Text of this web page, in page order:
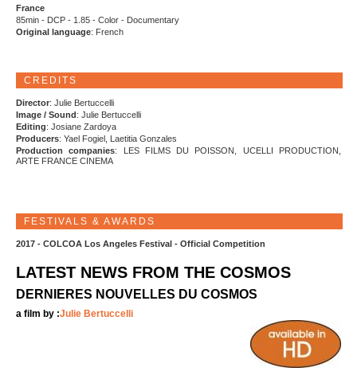
France
85min - DCP - 1.85 - Color - Documentary
Original language: French
CREDITS
Director: Julie Bertuccelli
Image / Sound : Julie Bertuccelli
Editing: Josiane Zardoya
Producers: Yael Fogiel, Laetitia Gonzales
Production companies: LES FILMS DU POISSON, UCELLI PRODUCTION,
ARTE FRANCE CINEMA
FESTIVALS & AWARDS
2017 - COLCOA Los Angeles Festival - Official Competition
LATEST NEWS FROM THE COSMOS
DERNIERES NOUVELLES DU COSMOS
a film by :Julie Bertuccelli